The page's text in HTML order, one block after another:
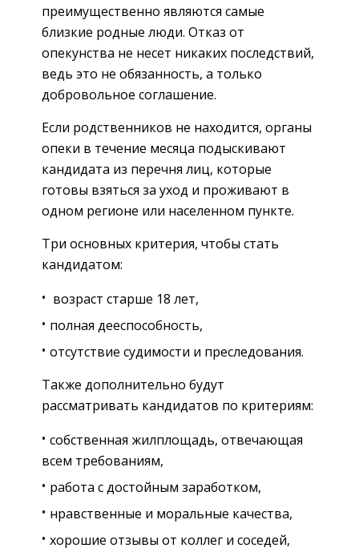
преимущественно являются самые
близкие родные люди. Отказ от
опекунства не несет никаких последствий,
ведь это не обязанность, а только
добровольное соглашение.
Если родственников не находится, органы
опеки в течение месяца подыскивают
кандидата из перечня лиц, которые
готовы взяться за уход и проживают в
одном регионе или населенном пункте.
Три основных критерия, чтобы стать
кандидатом:
возраст старше 18 лет,
полная дееспособность,
отсутствие судимости и преследования.
Также дополнительно будут
рассматривать кандидатов по критериям:
собственная жилплощадь, отвечающая
всем требованиям,
работа с достойным заработком,
нравственные и моральные качества,
хорошие отзывы от коллег и соседей,